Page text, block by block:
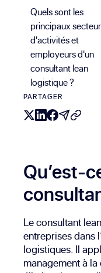
Quels sont les
principaux
d'activités et
employeurs d'un
consultant lean
logistique ?
PARTAGER
Qu’est-
Le consultant
entreprises dans
logistiques. Il
management à